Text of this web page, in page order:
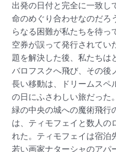
出発の日付と完全に一致し
命のめぐり合わせなのだろ
らなる困難が私たちを待っ
空券が誤って発行されてい
題を解決した後、私たちは
バロフスクへ飛び、その後
長い移動は、ドリームス
の日にふさわしい旅だった
緑の中央の城への魔術飛行
は、ティモフェイと数人の
れた。ティモフェイは宿泊
若い画家ナターシャのアパ